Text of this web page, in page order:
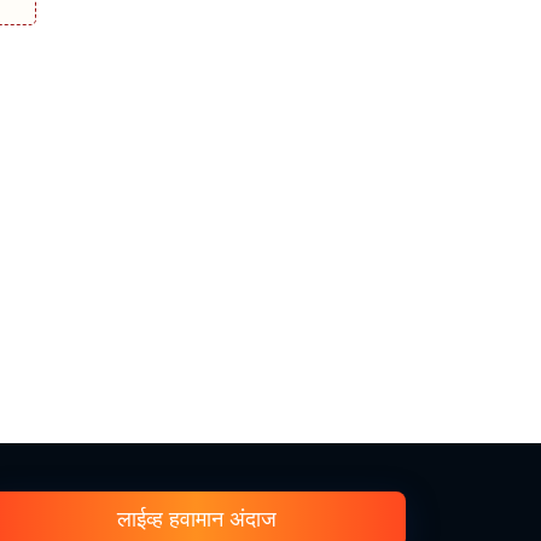
लाईव्ह हवामान अंदाज